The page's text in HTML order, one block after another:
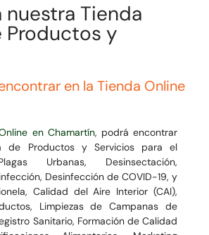
nuestra Tienda
Productos y
en la Tienda Online
en Chamartín, podrá encontrar
de Productos y Servicios para el
Urbanas, Desinsectación,
Desinfección de COVID-19, y
Calidad del Aire Interior (CAI),
Limpiezas de Campanas de
Sanitario, Formación de Calidad